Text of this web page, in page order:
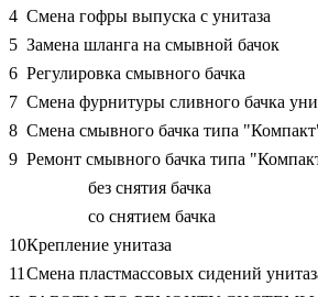
4 Смена гофры выпуска с унитаза
5 Замена шланга на смывной бачок
6 Регулировка смывного бачка
7 Смена фурнитуры сливного бачка
8 Смена смывного бачка типа
9 Ремонт смывного бачка типа
без снятия бачка
со снятием бачка
10Крепление унитаза
11 Смена пластмассовых сидений